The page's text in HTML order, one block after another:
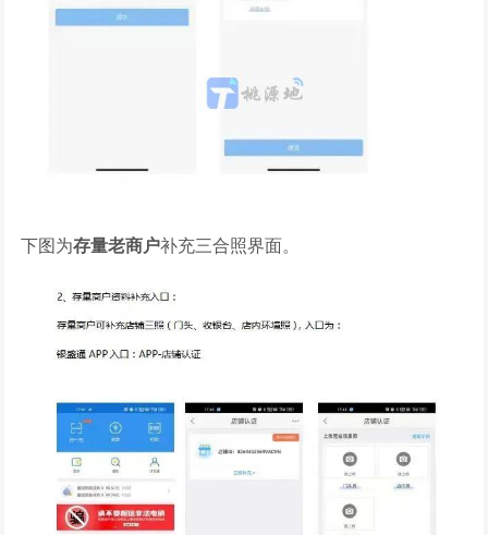
下图为存量老商户补充三合照界面。